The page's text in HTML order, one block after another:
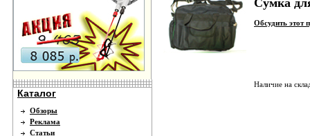
Каталог
Обзоры
Реклама
Статьи
Сумка
Обсудить этот
Наличие на